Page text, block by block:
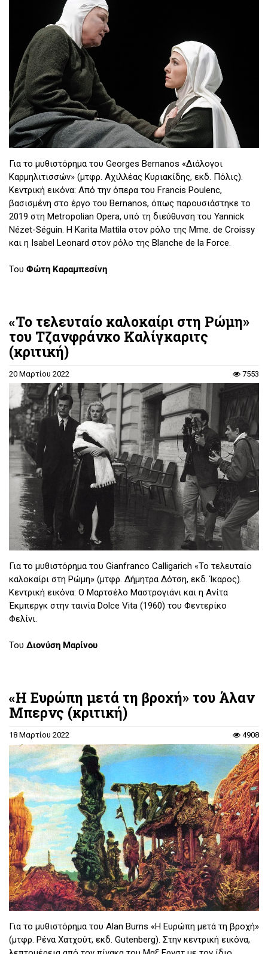
Για το μυθιστόρημα του Georges Bernanos «Διάλογοι
Καρμηλιτισσών» (μτφρ. Αχιλλέας Κυριακίδης, εκδ. Πόλις).
Κεντρική εικόνα: Από την όπερα του Francis Poulenc,
βασισμένη στο έργο του Bernanos, όπως παρουσιάστηκε το
2019 στη Metropolian Opera, υπό τη διεύθυνση του Yannick
Nézet-Séguin. Η Karita Mattila στον ρόλο της Mme. de Croissy
και η Isabel Leonard στον ρόλο της Blanche de la Force.
Του Φώτη Καραμπεσίνη
«Το τελευταίο καλοκαίρι στη Ρώμη»
του Τζανφράνκο Καλίγκαριτς
(κριτική)
20 Μαρτίου 2022 7553
Για το μυθιστόρημα του Gianfranco Calligarich «Το τελευταίο
καλοκαίρι στη Ρώμη» (μτφρ. Δήμητρα Δότση, εκδ. Ίκαρος).
Κεντρική εικόνα: Ο Μαρτσέλο Μαστρογιάνι και η Ανίτα
Έκμπεργκ στην ταινία Dolce Vita (1960) του Φεντερίκο
Φελίνι.
Του Διονύση Μαρίνου
«Η Ευρώπη μετά τη βροχή» του Άλαν
Μπερνς (κριτική)
18 Μαρτίου 2022 4908
Για το μυθιστόρημα του Alan Burns «Η Ευρώπη μετά τη βροχή»
(μτφρ. Ρένα Χατχούτ, εκδ. Gutenberg). Στην κεντρική εικόνα,